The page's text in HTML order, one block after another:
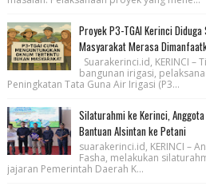
Proyek P3-TGAI Kerinci Diduga
Masyarakat Merasa
Suarakerinci.id, KERINCI –
bangunan irigasi,
Peningkatan Tata Guna Air Irigasi (P3...
Silaturahmi ke Kerinci,
Bantuan Alsintan ke Petani
suarakerinci.id, KERINCI –
Fasha, melakukan
jajaran Pemerintah Daerah K...